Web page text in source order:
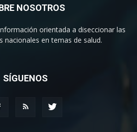
NOSOTROS
orientada a diseccionar las
nacionales en temas de salud.
SÍGUENOS